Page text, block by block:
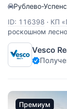
Рублево-
ID: 116398 · КП
роскошном
дом 400 кв м с
подарок.
су, большой
Vesco
Премиум